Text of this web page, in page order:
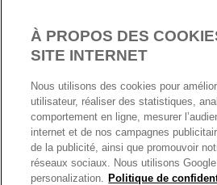
Politique des cookies
Politique de confidentialité
Conditions générales de vente
Conditions générales de vente Click &
Plateforme ODR
Information sur le fabricant et
FRANCE
France
© TOUS DROITS RESERVES. 2026
À PROPOS DES
SITE INTERNET
Nous utilisons des cookies pour
utilisateur, réaliser des statistiques,
comportement en ligne, mesurer
internet et de nos campagnes
de la publicité, ainsi que promouvoir
réseaux sociaux. Nous utilisons
personalization. Politique de